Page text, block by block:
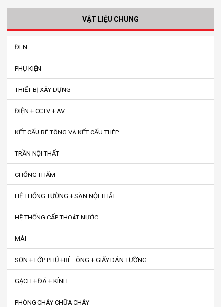
VẬT LIỆU CHUNG
ĐÈN
PHỤ KIỆN
THIẾT BỊ XÂY DỰNG
ĐIỆN + CCTV + AV
KẾT CẤU BÊ TÔNG VÀ KẾT CẤU THÉP
TRẦN NỘI THẤT
CHỐNG THẤM
HỆ THỐNG TƯỜNG + SÀN NỘI THẤT
HỆ THỐNG CẤP THOÁT NƯỚC
MÁI
SƠN + LỚP PHỦ +BÊ TÔNG + GIẤY DÁN TƯỜNG
GẠCH + ĐÁ + KÍNH
PHÒNG CHÁY CHỮA CHÁY